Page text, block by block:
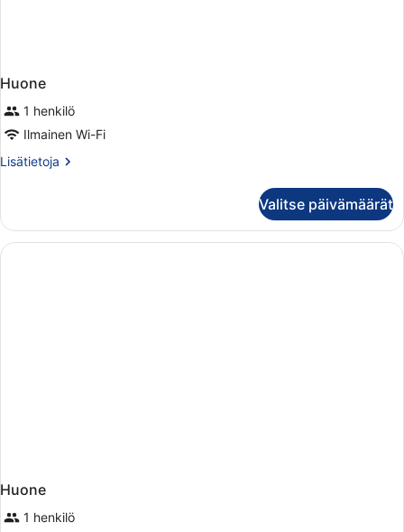
Huone
1 henkilö
Ilmainen Wi-Fi
Lisätietoja
Lisätietoja
Valitse päivämäärät
Huone
1 henkilö